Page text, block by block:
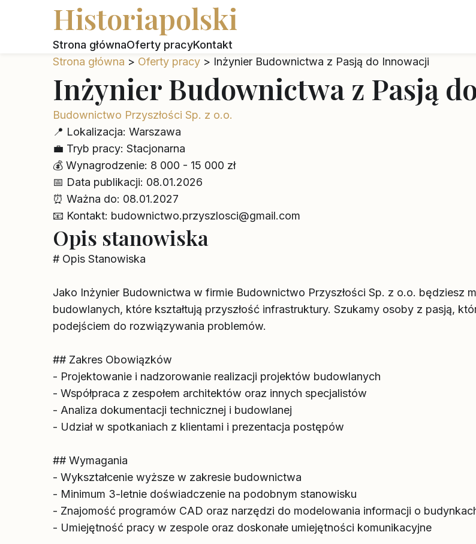
Historiapolski
Strona głównaOferty pracyKontakt
Strona główna > Oferty pracy > Inżynier Budownictwa z Pasją do Innowacji
Inżynier Budownictwa z Pasją
Budownictwo Przyszłości Sp. z o.o.
📍 Lokalizacja: Warszawa
💼 Tryb pracy: Stacjonarna
💰 Wynagrodzenie: 8 000 - 15 000 zł
📅 Data publikacji: 08.01.2026
⏰ Ważna do: 08.01.2027
📧 Kontakt: budownictwo.przyszlosci@gmail.com
Opis stanowiska
# Opis Stanowiska
Jako Inżynier Budownictwa w firmie Budownictwo Przyszłości Sp. z o.o. będziesz
budowlanych, które kształtują przyszłość infrastruktury. Szukamy osoby z pasją,
podejściem do rozwiązywania problemów.
## Zakres Obowiązków
- Projektowanie i nadzorowanie realizacji projektów budowlanych
- Współpraca z zespołem architektów oraz innych specjalistów
- Analiza dokumentacji technicznej i budowlanej
- Udział w spotkaniach z klientami i prezentacja postępów
## Wymagania
- Wykształcenie wyższe w zakresie budownictwa
- Minimum 3-letnie doświadczenie na podobnym stanowisku
- Znajomość programów CAD oraz narzędzi do modelowania informacji o
- Umiejętność pracy w zespole oraz doskonałe umiejętności komunikacyjne